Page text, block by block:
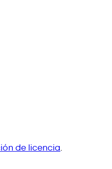
de licencia.